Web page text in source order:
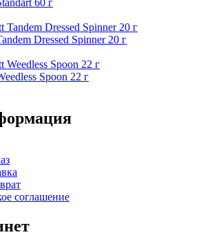
Dressed Spinner 20 г
Spoon 22 г
соглашение